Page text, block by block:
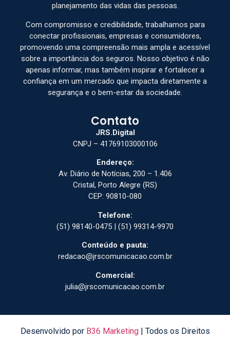
planejamento das vidas das pessoas.
Com compromisso e credibilidade, trabalhamos para
conectar profissionais, empresas e consumidores,
promovendo uma compreensão mais ampla e acessível
sobre a importância dos seguros. Nosso objetivo é não
apenas informar, mas também inspirar e fortalecer a
confiança em um mercado que impacta diretamente a
segurança e o bem-estar da sociedade.
Contato
JRS.Digital
CNPJ – 41769103000106
Endereço:
Av. Diário de Notícias, 200 – 1.406
Cristal, Porto Alegre (RS)
CEP: 90810-080
Telefone:
(51) 98140-0475 | (51) 99314-9970
Conteúdo e pauta:
redacao@jrscomunicacao.com.br
Comercial:
julia@jrscomunicacao.com.br
Desenvolvido por B36 Marketing| Todos os Direitos